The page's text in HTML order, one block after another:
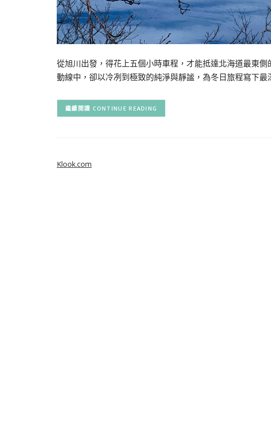
從旭川出發，得花上五個小時車程，才能抵達北海道最東
動線中，卻以冷冽到極致的純淨與靜謐，為冬日旅程寫下最
CONTINUE READING
Klook.com